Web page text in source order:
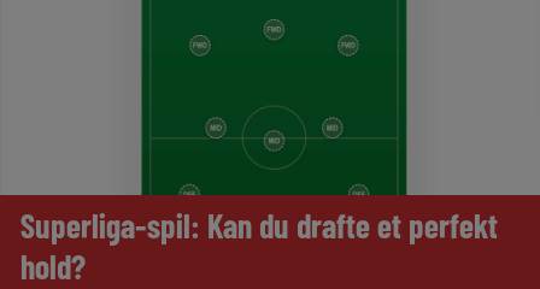
Superliga-spil: Kan du drafte et perfekt
hold?